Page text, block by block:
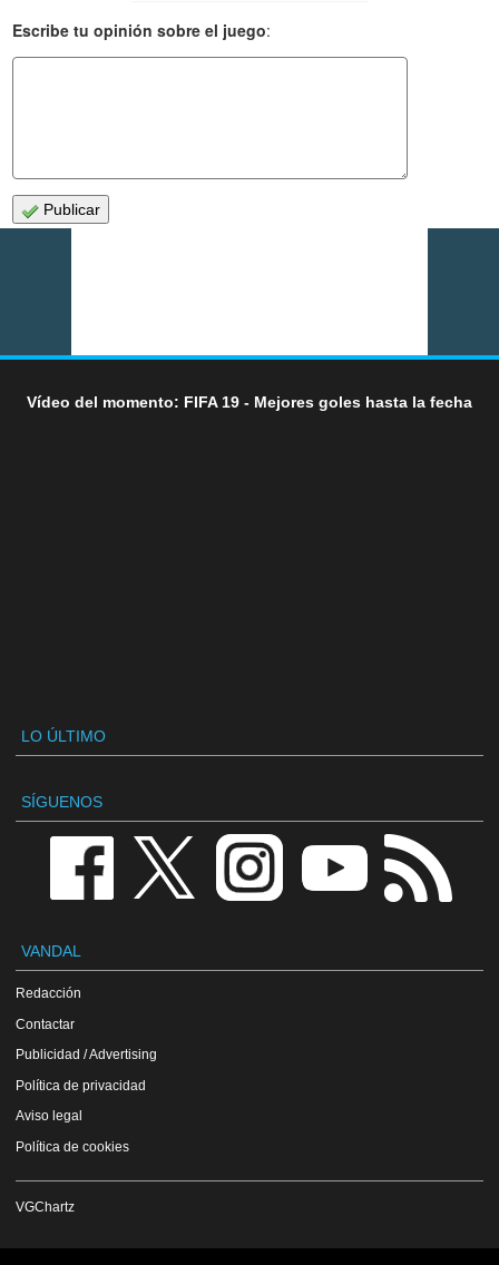
Escribe tu opinión sobre el juego:
Publicar
Vídeo del momento: FIFA 19 - Mejores goles hasta la fecha
LO ÚLTIMO
SÍGUENOS
VANDAL
Redacción
Contactar
Publicidad / Advertising
Política de privacidad
Aviso legal
Política de cookies
VGChartz